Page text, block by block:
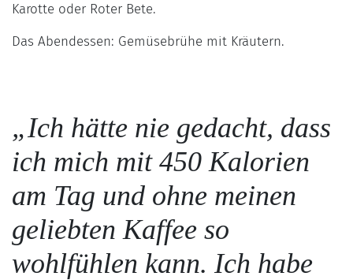
Karotte oder Roter Bete.
Das Abendessen: Gemüsebrühe mit Kräutern.
„Ich hätte nie gedacht, dass
ich mich mit 450 Kalorien
am Tag und ohne meinen
geliebten Kaffee so
wohlfühlen kann. Ich habe